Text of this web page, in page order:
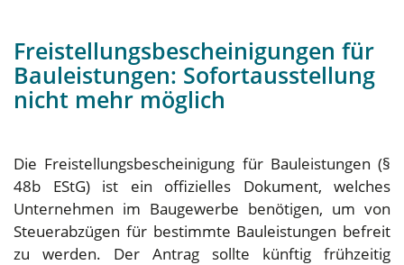
Freistellungsbescheinigungen für
Bauleistungen: Sofortausstellung
nicht mehr möglich
Die Freistellungsbescheinigung für Bauleistungen (§
48b EStG) ist ein offizielles Dokument, welches
Unternehmen im Baugewerbe benötigen, um von
Steuerabzügen für bestimmte Bauleistungen befreit
zu werden. Der Antrag sollte künftig frühzeitig